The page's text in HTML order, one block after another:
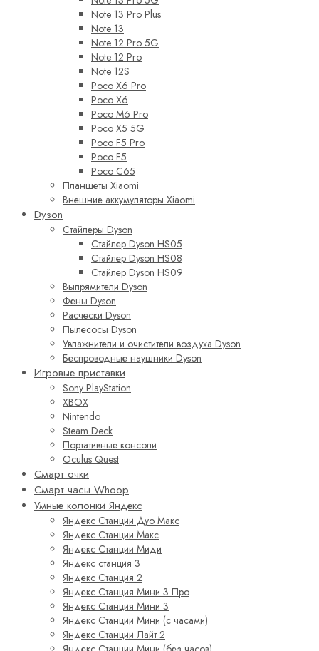
Note 13 Pro Plus
Note 13
Note 12 Pro 5G
Note 12 Pro
Note 12S
Poco X6 Pro
Poco X6
Poco M6 Pro
Poco X5 5G
Poco F5 Pro
Poco F5
Poco C65
Планшеты Xiaomi
Внешние аккумуляторы Xiaomi
Dyson
Стайлеры Dyson
Стайлер Dyson HS05
Стайлер Dyson HS08
Стайлер Dyson HS09
Выпрямители Dyson
Фены Dyson
Расчески Dyson
Пылесосы Dyson
Увлажнители и очистители воздуха Dyson
Беспроводные наушники Dyson
Игровые приставки
Sony PlayStation
XBOX
Nintendo
Steam Deck
Портативные консоли
Oculus Quest
Смарт очки
Смарт часы Whoop
Умные колонки Яндекс
Яндекс Станции Дуо Макс
Яндекс Станции Макс
Яндекс Станции Миди
Яндекс станция 3
Яндекс Станция 2
Яндекс Станция Мини 3 Про
Яндекс Станция Мини 3
Яндекс Станции Мини (с часами)
Яндекс Станции Лайт 2